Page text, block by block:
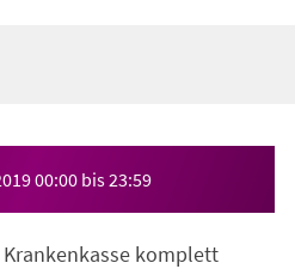
00:00 bis23:59
komplett